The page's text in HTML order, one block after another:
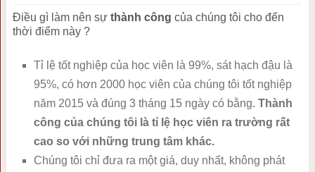
Điều gì làm nên sự thành công của chúng tôi cho đến
thời điểm này ?
Tỉ lệ tốt nghiệp của học viên là 99%, sát hạch đậu là
95%, có hơn 2000 học viên của chúng tôi tốt nghiệp
năm 2015 và đúng 3 tháng 15 ngày có bằng. Thành
công của chúng tôi là tỉ lệ học viên ra trường rất
cao so với những trung tâm khác.
Chúng tôi chỉ đưa ra một giá, duy nhất, không phát